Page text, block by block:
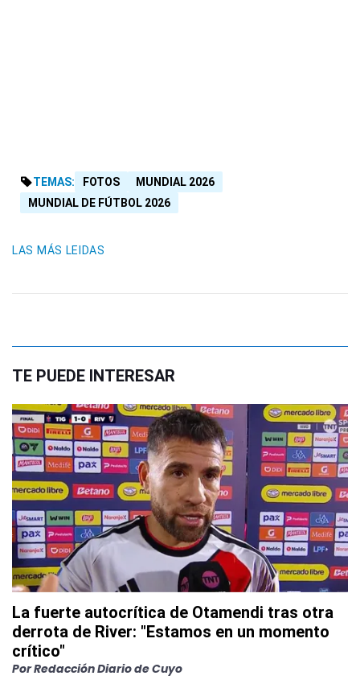
TEMAS: FOTOS
MUNDIAL 2026
MUNDIAL DE FÚTBOL 2026
LAS MÁS LEIDAS
TE PUEDE INTERESAR
La fuerte autocrítica de Otamendi tras otra
derrota de River: "Estamos en un momento
crítico"
PorRedacción Diario de Cuyo